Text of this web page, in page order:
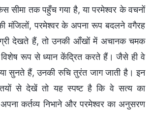
सीमा तक पहुँच गया है, या परमेश्वर के वचनों
मंजिलों, परमेश्वर के अपना रूप बदलने वगैरह
देखते हैं, तो उनकी आँखों में अचानक चमक
रूप से ध्यान केंद्रित करते हैं। जैसे ही वे
सुनते हैं, उनकी रुचि तुरंत जाग जाती है। इन
से देखें तो यह स्पष्ट है कि वे सत्य का
कर्तव्य निभाने और परमेश्वर का अनुसरण